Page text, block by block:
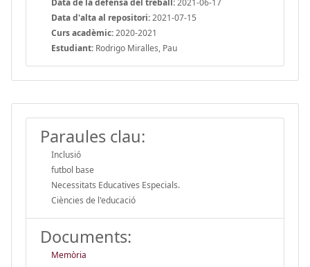
Data de la defensa del treball:2021-06-17
Data d'alta al repositori:2021-07-15
Curs acadèmic:2020-2021
Estudiant: Rodrigo Miralles, Pau
Paraules clau:
Inclusió
futbol base
Necessitats Educatives Especials.
Ciències de l'educació
Documents:
Memòria